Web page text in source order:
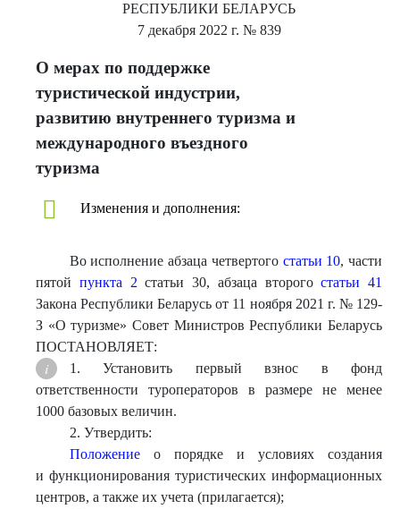
РЕСПУБЛИКИ БЕЛАРУСЬ
7 декабря 2022 г. № 839
О мерах по поддержке
туристической индустрии,
развитию внутреннего туризма и
международного въездного
туризма
Изменения и дополнения:
Во исполнение абзаца четвертого статьи 10, части
пятой пункта 2 статьи 30, абзаца второгостатьи 41
Закона Республики Беларусь от 11 ноября 2021 г. № 129-
З «О туризме» Совет Министров Республики Беларусь
ПОСТАНОВЛЯЕТ:
1. Установить первый взнос в фонд
ответственности туроператоров в размере не менее
1000 базовых величин.
2. Утвердить:
Положениео порядке и условиях создания
и функционирования туристических информационных
центров, а также их учета (прилагается);